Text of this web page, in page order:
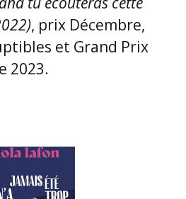
, prix Décembre,
et Grand Prix
2023.